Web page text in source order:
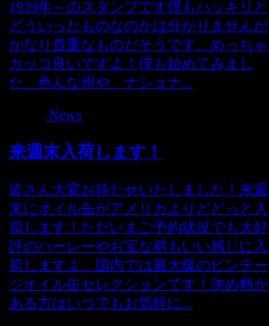
1939年～のスタンプです僕もハッキリと
どういったものなのかは分かりませんが
かなり貴重なものだそうです。めっちゃ
カッコ良いですよ！僕も始めてみまし
た、色んな州や、ナショナ...
News
来週末入荷します！
皆さん大変お待たせいたしました！来週
末にオイル缶がアメリカよりどどっと入
荷します！ただいまご予約状況でも大好
評のハーレーやお宝な柄もいい感じに入
荷しますよ。国内では最大級のビンテー
ジオイル缶セレクションです！決め柄が
ある方はいつでもお気軽に...